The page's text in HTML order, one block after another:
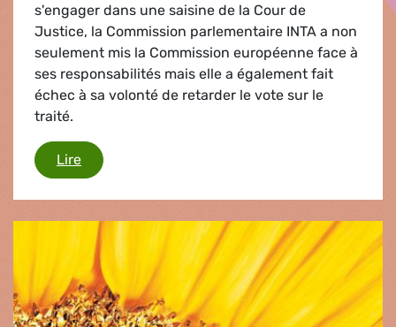
s'engager dans une saisine de la Cour de
Justice, la Commission parlementaire INTA a non
seulement mis la Commission européenne face à
ses responsabilités mais elle a également fait
échec à sa volonté de retarder le vote sur le
traité.
LireACTA